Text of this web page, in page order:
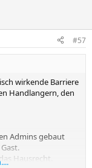
#57
wirkende Barriere
Handlangern, den
Admins gebaut
Hausrecht.